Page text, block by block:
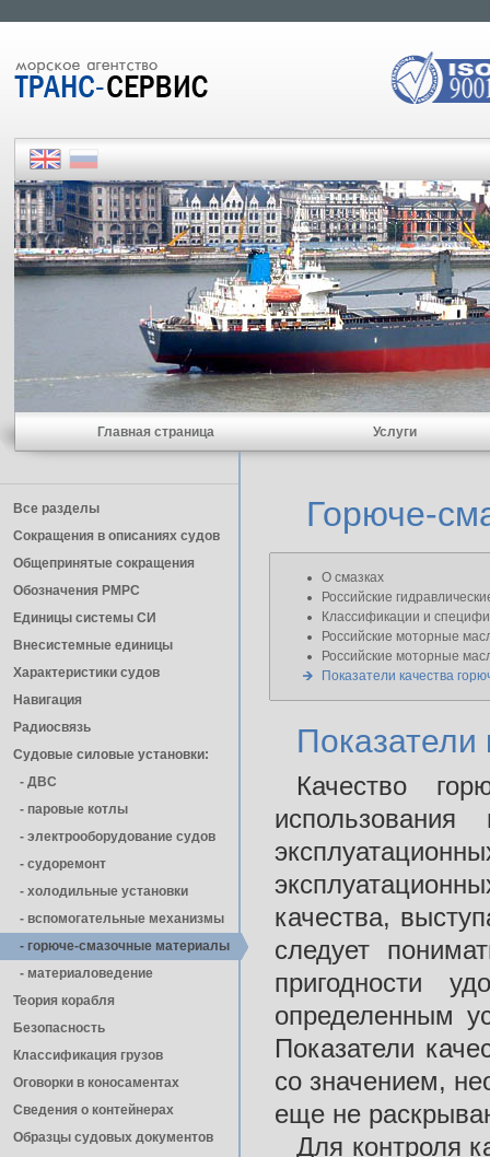
Главная страница Услуги
Все разделы
Сокращения в описаниях судов
Общепринятые сокращения
Обозначения РМРС
Единицы cистемы СИ
Внесистемные единицы
Характеристики судов
Навигация
Радиосвязь
Судовые силовые установки:
- ДВС
- паровые котлы
- электрооборудование судов
- cудоремонт
- холодильные установки
- вспомогательные механизмы
- горюче-смазочные материалы
- материаловедение
Теория корабля
Безопасность
Классификация грузов
Оговорки в коносаментах
Сведения о контейнерах
Образцы судовых документов
Горюче-
О смазках
Российские
Классификации и
Российские моторные
Российские моторные
Показатели качества
Показатели
Качество
качества,
следует
пригодности
определенным
Показатели
со значением,
еще не
Для контроля